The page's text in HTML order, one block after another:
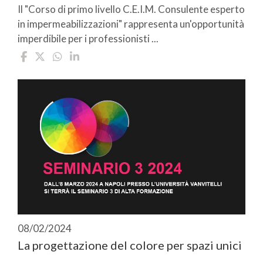
Il "Corso di primo livello C.E.I.M. Consulente esperto
in impermeabilizzazioni" rappresenta un'opportunità
imperdibile per i professionisti ...
08/02/2024
La progettazione del colore per spazi unici